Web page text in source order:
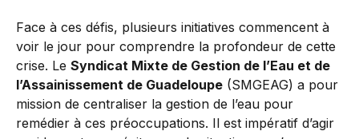
Face à ces défis, plusieurs initiatives commencent à
voir le jour pour comprendre la profondeur de cette
crise. Le Syndicat Mixte de Gestion de l’Eau et de
l’Assainissement de Guadeloupe (SMGEAG) a pour
mission de centraliser la gestion de l’eau pour
remédier à ces préoccupations. Il est impératif d’agir